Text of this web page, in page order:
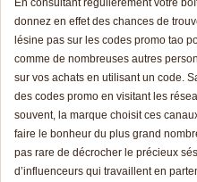
En consultant régulièrement votre
donnez en effet des chances de
lésine pas sur les codes promo tao
comme de nombreuses autres
sur vos achats en utilisant un code.
des codes promo en visitant les
souvent, la marque choisit ces
faire le bonheur du plus grand
pas rare de décrocher le précieux
d’influenceurs qui travaillent en